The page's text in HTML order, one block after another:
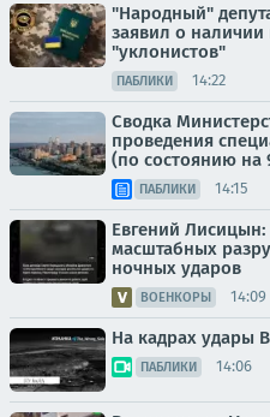
"Народный"
заявил о
"уклонистов"
ПАБЛИКИ 14:22
Сводка
проведения
(по состоянию на
ПАБЛИКИ 14:15
Евгений
масштабных
ночных ударов
ВОЕНКОРЫ 14:09
На кадрах удары
ПАБЛИКИ 14:06